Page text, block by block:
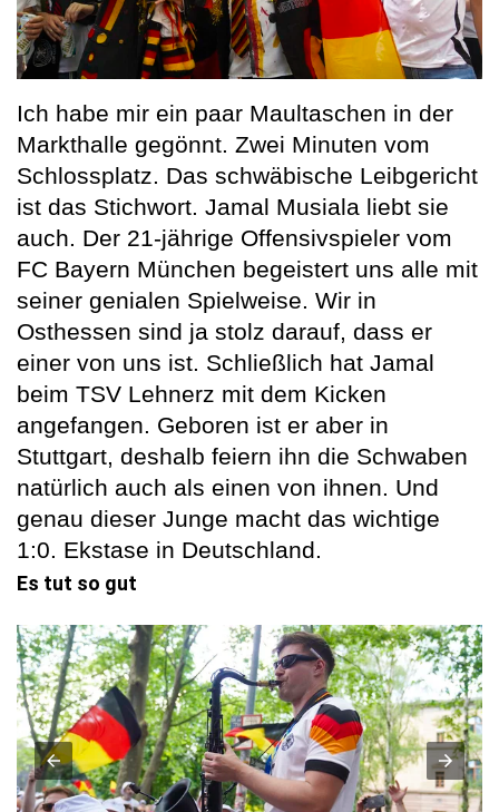
Ich habe mir ein paar Maultaschen in der
Markthalle gegönnt. Zwei Minuten vom
Schlossplatz. Das schwäbische Leibgericht
ist das Stichwort. Jamal Musiala liebt sie
auch. Der 21-jährige Offensivspieler vom
FC Bayern München begeistert uns alle mit
seiner genialen Spielweise. Wir in
Osthessen sind ja stolz darauf, dass er
einer von uns ist. Schließlich hat Jamal
beim TSV Lehnerz mit dem Kicken
angefangen. Geboren ist er aber in
Stuttgart, deshalb feiern ihn die Schwaben
natürlich auch als einen von ihnen. Und
genau dieser Junge macht das wichtige
1:0. Ekstase in Deutschland.
Es tut so gut